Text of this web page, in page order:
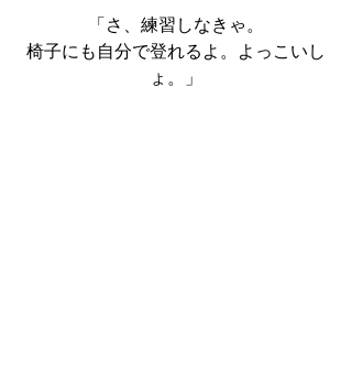
「さ、練習しなきゃ。
椅子にも自分で登れるよ。よっこいし
ょ。」